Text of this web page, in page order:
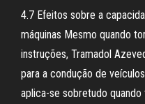
4.7 Efeitos sobre a
máquinas Mesmo quando
instruções, Tramadol
para a condução de
aplica-se sobretudo